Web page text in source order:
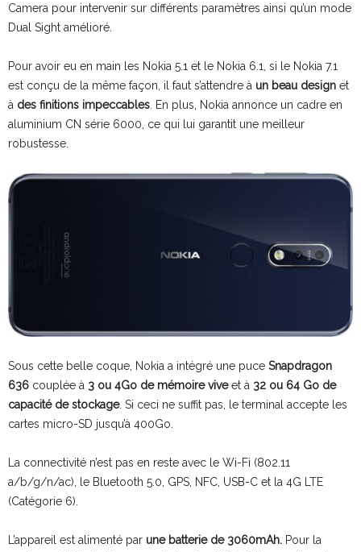
Camera pour intervenir sur différents paramètres ainsi qu’un mode
Dual Sight amélioré.
Pour avoir eu en main les Nokia 5.1 et le Nokia 6.1, si le Nokia 7.1
est conçu de la même façon, il faut s’attendre à un beau design et
à des finitions impeccables . En plus, Nokia annonce un cadre en
aluminium CN série 6000, ce qui lui garantit une meilleur
robustesse.
Sous cette belle coque, Nokia a intégré une puce Snapdragon
636 couplée à 3 ou 4Go de mémoire viveet à 32 ou 64 Go de
capacité de stockage. Si ceci ne suffit pas, le terminal accepte les
cartes micro-SD jusqu’à 400Go.
La connectivité n’est pas en reste avec le Wi-Fi (802.11
a/b/g/n/ac), le Bluetooth 5.0, GPS, NFC, USB-C et la 4G LTE
(Catégorie 6).
L’appareil est alimenté par une batterie de 3060mAh. Pour la